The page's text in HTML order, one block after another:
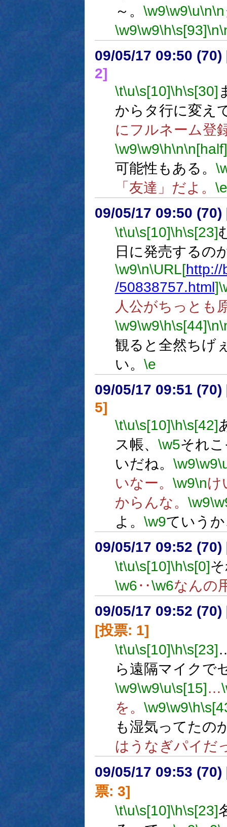
～。 \w9\w9\u\n\n
\w9\w9\h\s[93]\n
09/05/17 09:50 (70)
2]
\t\u\s[10]\h\s[30]
からタ行に変え
にフルネーム登
\w9\w9\h\n\n[half]
可能性もある。
「友達」だよ。 \e
09/05/17 09:50 (70)
\t\u\s[10]\h\s[23]
日に発売するの
\w9\n\URL[http://
/50838757.html]
人公がちっとも
\w9\w9\h\s[44]\n
観ると全然ちげ
い。 \e
09/05/17 09:51 (70)
5]
\t\u\s[10]\h\s[42]
ス帳、 \w5それ
いだね。 \w9\w9
いなー。 \w9\nけ
からんな。 \w9
よ。 \w9ていう
09/05/17 09:52 (70)
\t\u\s[10]\h\s[0]
\w6‥\w6なんの
09/05/17 09:52 (70)
[投票: 1]
\t\u\s[10]\h\s[23]
ら遠隔マイクで
\w9\w9\u\s[15] …
を。 \w9\w9\h
も湿気ってたの
はうなぎパイだ
09/05/17 09:53 (70)
票: 3]
\t\u\s[10]\h\s[23]